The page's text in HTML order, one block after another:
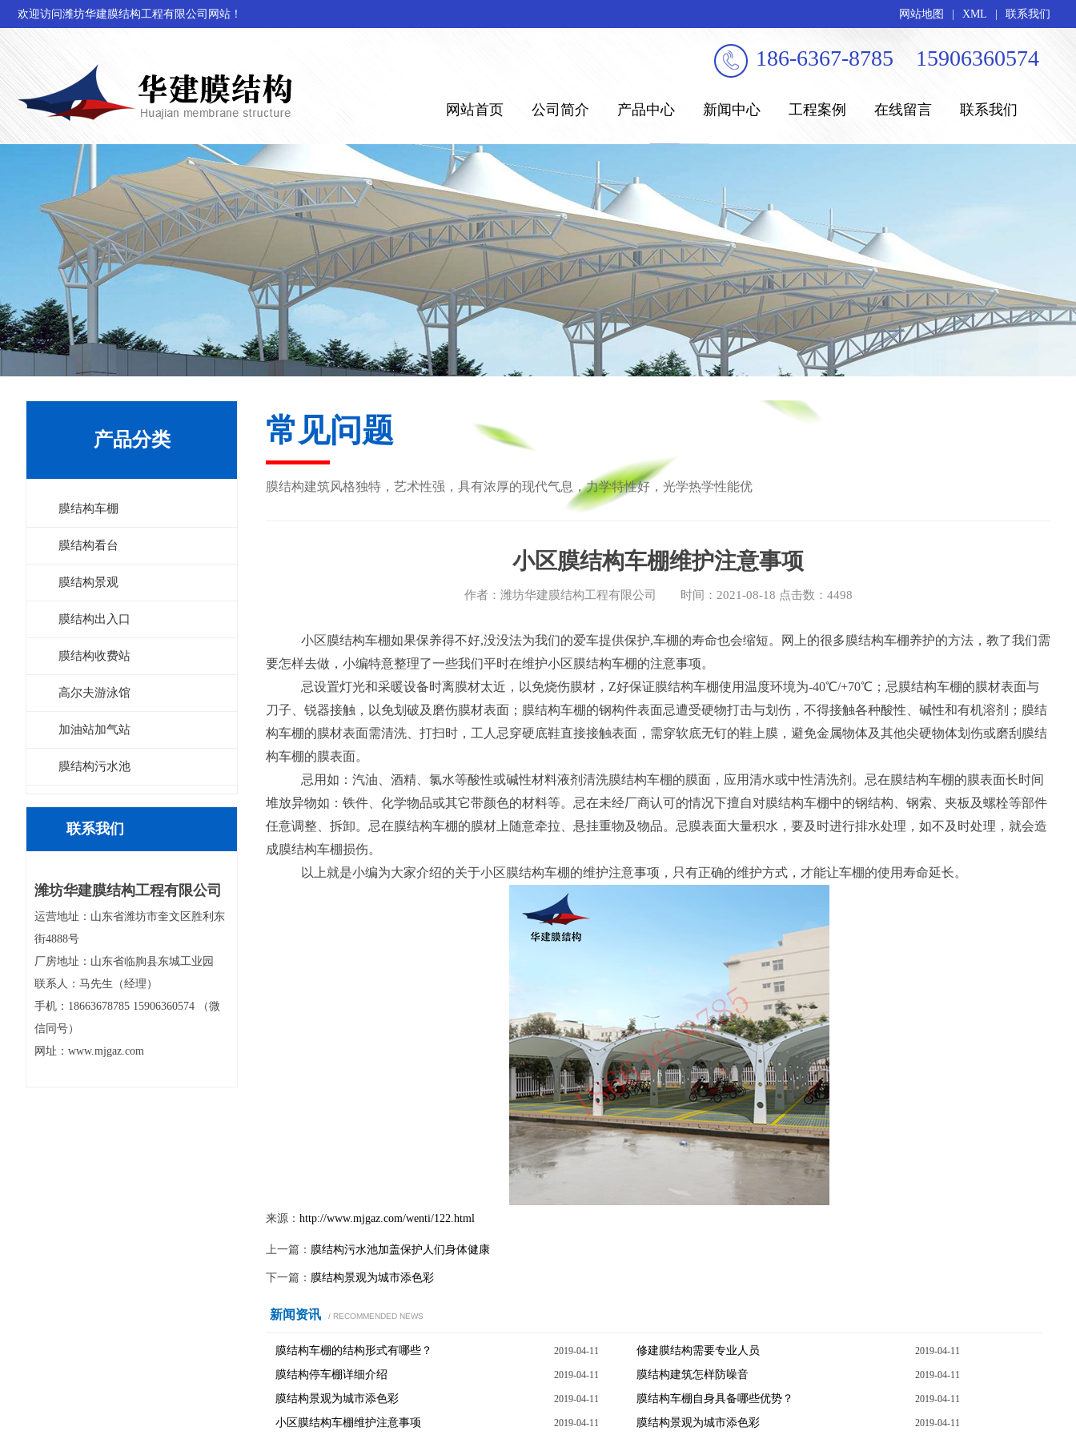
欢迎访问潍坊华建膜结构工程有限公司网站！ 网站地图 XML 联系我们
186-6367-8785 15906360574
网站首页 公司简介 产品中心 新闻中心 工程案例 在线留言 联系我们
产品分类
膜结构车棚
膜结构看台
膜结构景观
膜结构出入口
膜结构收费站
高尔夫游泳馆
加油站加气站
膜结构污水池
联系我们
潍坊华建膜结构工程有限公司
运营地址：山东省潍坊市奎文区胜利东
街4888号
厂房地址：山东省临朐县东城工业园
联系人：马先生（经理）
手机：18663678785 15906360574 （微
信同号）
网址：www.mjgaz.com
常见问题
膜结构建筑风格独特，艺术性强，具有浓厚的现代气息，力学特性好，光学热学性能优
小区膜结构车棚维护注意事项
作者： 潍坊华建膜结构工程有限公司 时间：2021-08-18 点击数：4498
小区膜结构车棚如果保养得不好,没没法为我们的爱车提供保护,车棚的寿命也会缩短。网上的很多膜结构车棚养护的方法，教了我们需
要怎样去做，小编特意整理了一些我们平时在维护小区膜结构车棚的注意事项。
忌设置灯光和采暖设备时离膜材太近，以免烧伤膜材，Z好保证膜结构车棚使用温度环境为-40℃/+70℃；忌膜结构车棚的膜材表面与
刀子、锐器接触，以免划破及磨伤膜材表面；膜结构车棚的钢构件表面忌遭受硬物打击与划伤，不得接触各种酸性、碱性和有机溶剂；膜结
构车棚的膜材表面需清洗、打扫时，工人忌穿硬底鞋直接接触表面，需穿软底无钉的鞋上膜，避免金属物体及其他尖硬物体划伤或磨刮膜结
构车棚的膜表面。
忌用如：汽油、酒精、氯水等酸性或碱性材料液剂清洗膜结构车棚的膜面，应用清水或中性清洗剂。忌在膜结构车棚的膜表面长时间
堆放异物如：铁件、化学物品或其它带颜色的材料等。忌在未经厂商认可的情况下擅自对膜结构车棚中的钢结构、钢索、夹板及螺栓等部件
任意调整、拆卸。忌在膜结构车棚的膜材上随意牵拉、悬挂重物及物品。忌膜表面大量积水，要及时进行排水处理，如不及时处理，就会造
成膜结构车棚损伤。
以上就是小编为大家介绍的关于小区膜结构车棚的维护注意事项，只有正确的维护方式，才能让车棚的使用寿命延长。
来源： http://www.mjgaz.com/wenti/122.html
上一篇： 膜结构污水池加盖保护人们身体健康
下一篇： 膜结构景观为城市添色彩
新闻资讯 / RECOMMENDED NEWS
2019-04-11
膜结构车棚的结构形式有哪些？ 2019-04-11
修建膜结构需要专业人员
2019-04-11
膜结构停车棚详细介绍 2019-04-11
膜结构建筑怎样防噪音
2019-04-11
膜结构景观为城市添色彩 2019-04-11
膜结构车棚自身具备哪些优势？
2019-04-11
小区膜结构车棚维护注意事项 2019-04-11
膜结构景观为城市添色彩